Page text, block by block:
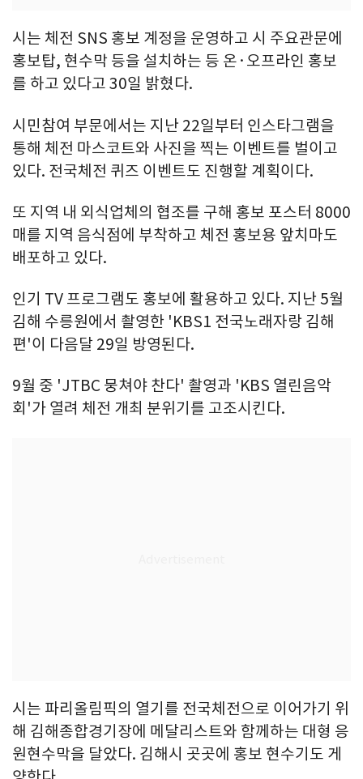
시는 체전 SNS 홍보 계정을 운영하고 시 주요관문에
홍보탑, 현수막 등을 설치하는 등 온·오프라인 홍보
를 하고 있다고 30일 밝혔다.
시민참여 부문에서는 지난 22일부터 인스타그램을
통해 체전 마스코트와 사진을 찍는 이벤트를 벌이고
있다. 전국체전 퀴즈 이벤트도 진행할 계획이다.
또 지역 내 외식업체의 협조를 구해 홍보 포스터 8000
매를 지역 음식점에 부착하고 체전 홍보용 앞치마도
배포하고 있다.
인기 TV 프로그램도 홍보에 활용하고 있다. 지난 5월
김해 수릉원에서 촬영한 'KBS1 전국노래자랑 김해
편'이 다음달 29일 방영된다.
9월 중 'JTBC 뭉쳐야 찬다' 촬영과 'KBS 열린음악
회'가 열려 체전 개최 분위기를 고조시킨다.
시는 파리올림픽의 열기를 전국체전으로 이어가기 위
해 김해종합경기장에 메달리스트와 함께하는 대형 응
원현수막을 달았다. 김해시 곳곳에 홍보 현수기도 게